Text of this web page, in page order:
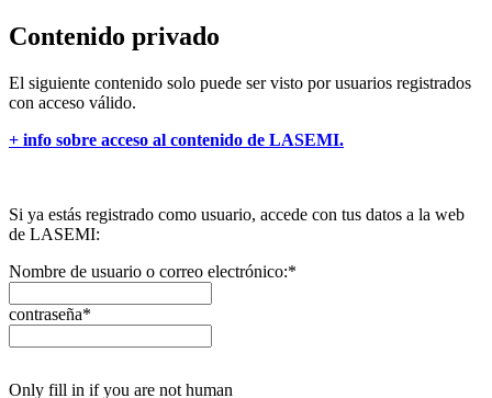
Contenido privado
El siguiente contenido solo puede ser visto por usuarios registrados
con acceso válido.
+ info sobre acceso al contenido de LASEMI.
Si ya estás registrado como usuario, accede con tus datos a la web
de LASEMI:
Nombre de usuario o correo electrónico:*
contraseña*
Only fill in if you are not human